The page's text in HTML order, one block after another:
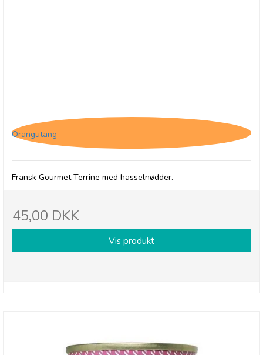
Orangutang
Fransk Gourmet Terrine med hasselnødder.
45,00 DKK
Vis produkt